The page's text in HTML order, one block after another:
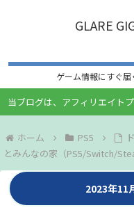
GLARE
ゲーム情報にすぐ
当ブログは、アフィリエイト
ホーム PS5
とみんなの家（PS5/Switch/
2023年11